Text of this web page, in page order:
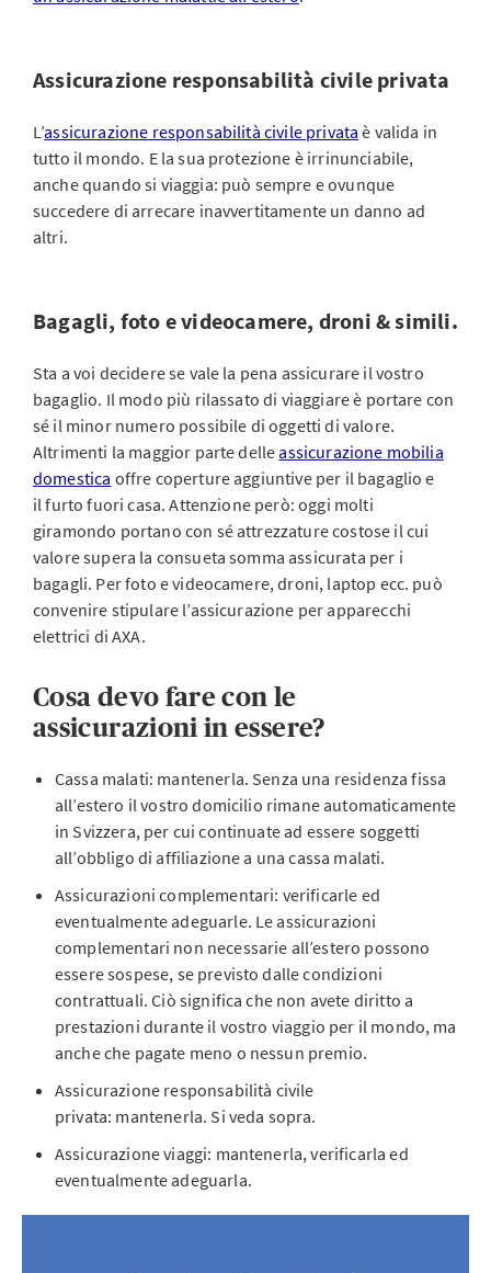
Assicurazione responsabilità civile privata
L’assicurazione responsabilità civile privata è valida in
tutto il mondo. E la sua protezione è irrinunciabile,
anche quando si viaggia: può sempre e ovunque
succedere di arrecare inavvertitamente un danno ad
altri.
Bagagli, foto e videocamere, droni & simili.
Sta a voi decidere se vale la pena assicurare il vostro
bagaglio. Il modo più rilassato di viaggiare è portare con
sé il minor numero possibile di oggetti di valore.
Altrimenti la maggior parte delleassicurazione mobilia
domestica offre coperture aggiuntive per il bagaglio e
il furto fuori casa. Attenzione però: oggi molti
giramondo portano con sé attrezzature costose il cui
valore supera la consueta somma assicurata per i
bagagli. Per foto e videocamere, droni, laptop ecc. può
convenire stipulare l’assicurazione per apparecchi
elettrici di AXA.
Cosa devo fare con le
assicurazioni in essere?
Cassa malati: mantenerla. Senza una residenza fissa
all’estero il vostro domicilio rimane automaticamente
in Svizzera, per cui continuate ad essere soggetti
all’obbligo di affiliazione a una cassa malati.
Assicurazioni complementari: verificarle ed
eventualmente adeguarle. Le assicurazioni
complementari non necessarie all’estero possono
essere sospese, se previsto dalle condizioni
contrattuali. Ciò significa che non avete diritto a
prestazioni durante il vostro viaggio per il mondo, ma
anche che pagate meno o nessun premio.
Assicurazione responsabilità civile
privata: mantenerla. Si veda sopra.
Assicurazione viaggi: mantenerla, verificarla ed
eventualmente adeguarla.